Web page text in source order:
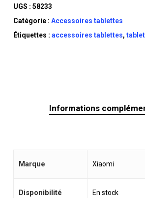
UGS : 58233
Catégorie : Accessoires tablettes
Étiquettes : accessoires tablettes,
Informations
Marque Xiaomi
Disponibilité En stock